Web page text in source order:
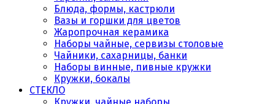
Блюда, формы, кастрюли
Вазы и горшки для цветов
Жаропрочная керамика
Наборы чайные, сервизы столовые
Чайники, сахарницы, банки
Наборы винные, пивные кружки
Кружки, бокалы
СТЕКЛО